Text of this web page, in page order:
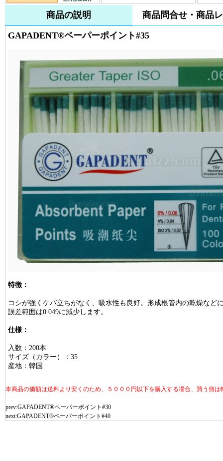
商品の説明 商品問合せ・商品
GAPADENT®ペーパーポイント#35
特徴：
コシが強くケバ立ちがなく、吸水性も良好。形成根管内の乾燥など
誤差範囲は0.049に減少します。
仕様：
入数：200本
サイズ（カラー）：35
産地：韓国
本商品の価額は送料より安くのため、５０００円以下を購入する場合、買う側
prev:GAPADENT®ペーパーポイント#30
next:GAPADENT®ペーパーポイント#40